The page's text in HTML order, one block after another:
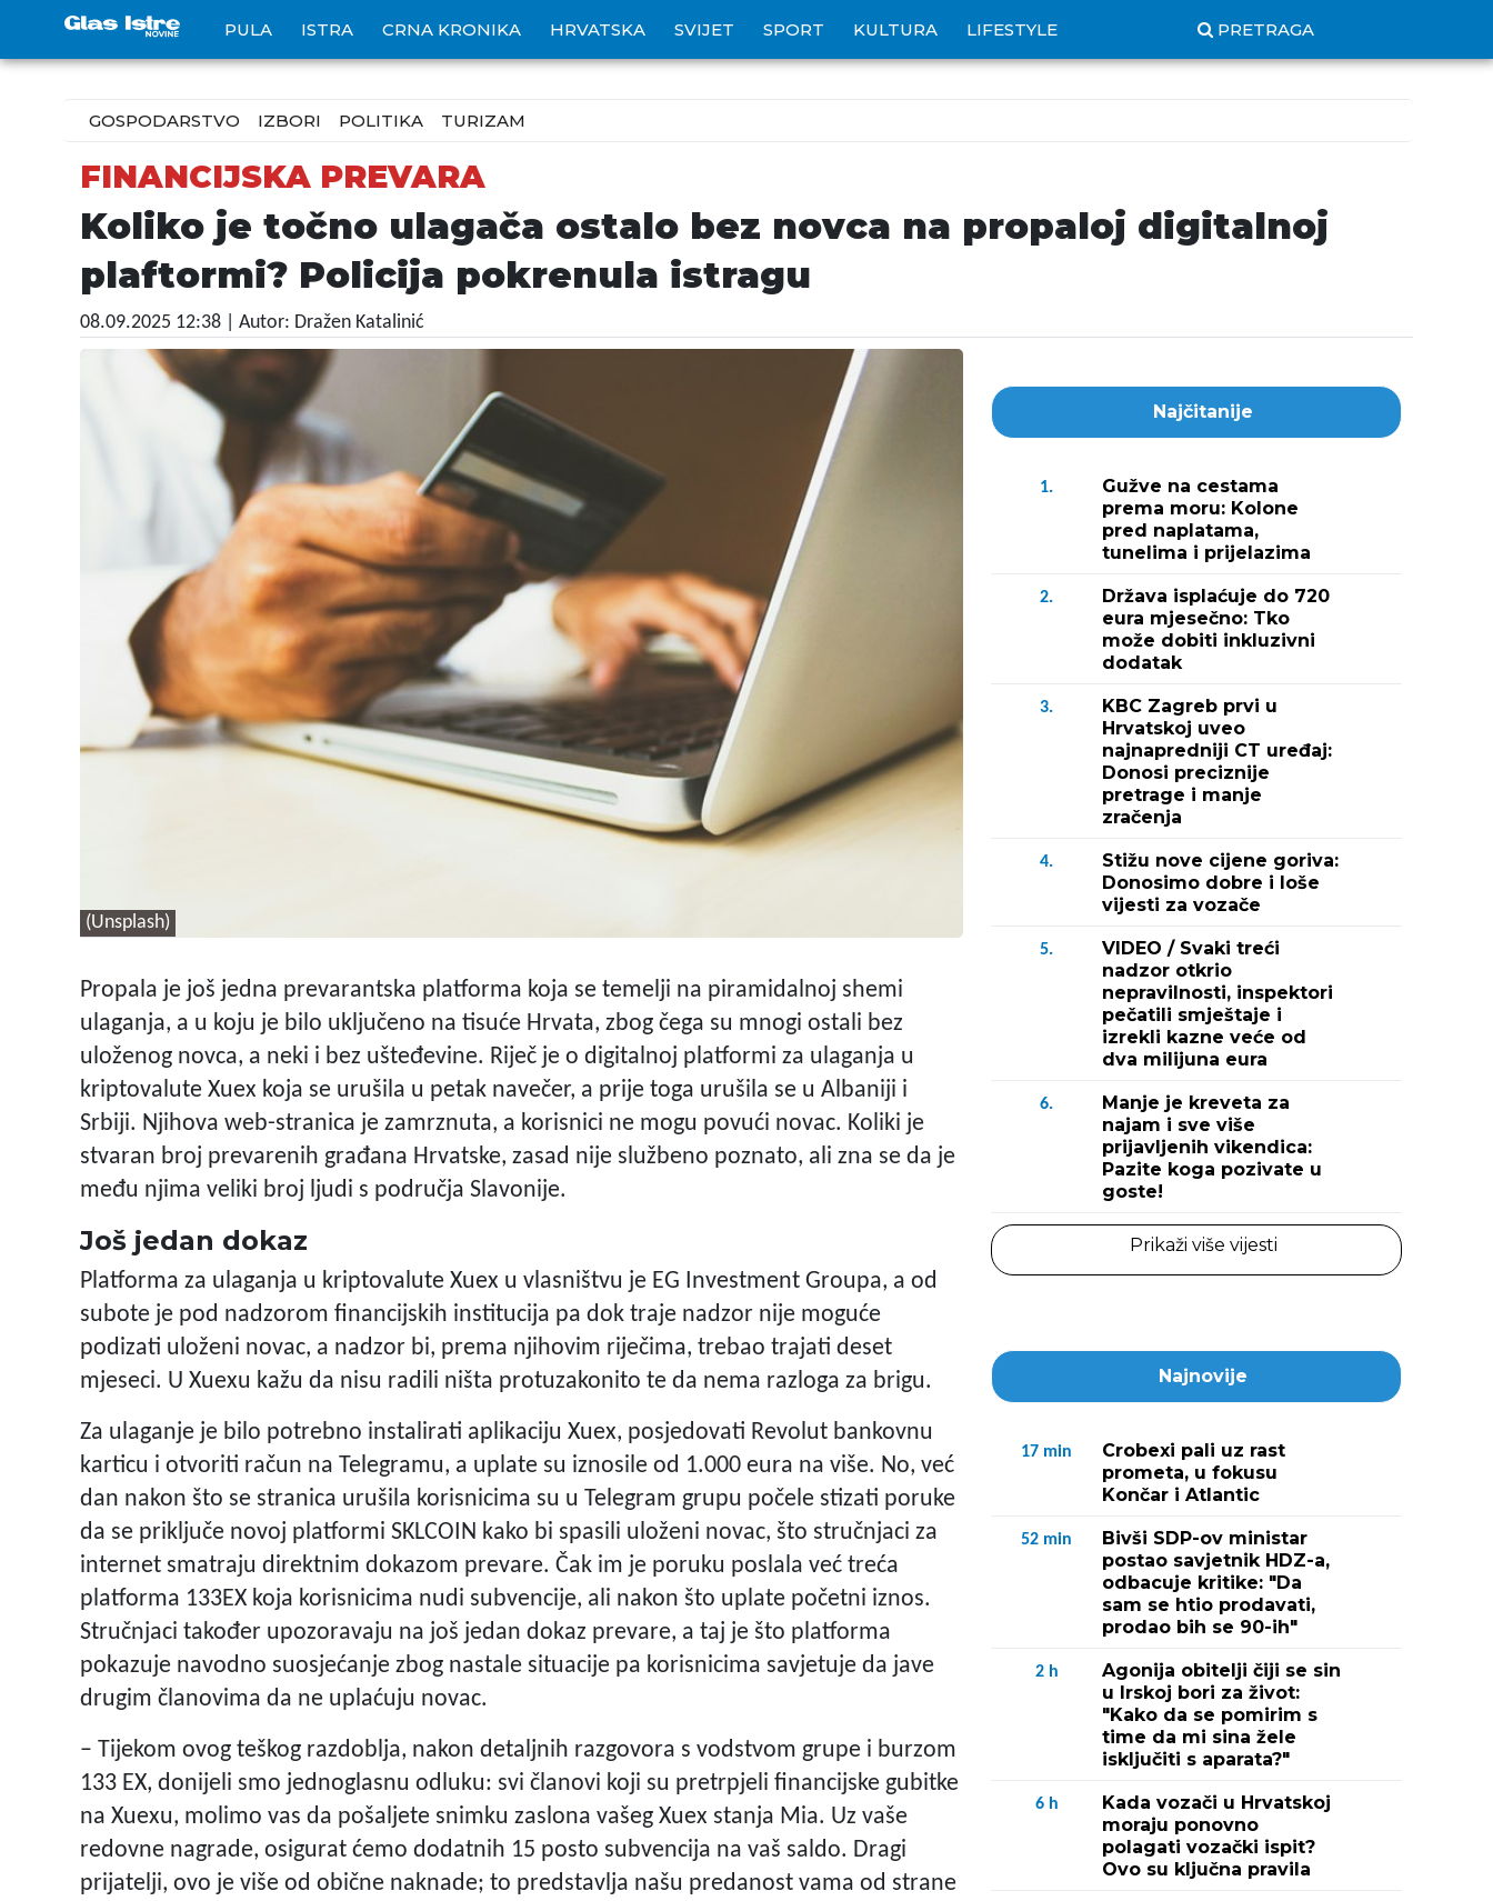
PULA ISTRA CRNA KRONIKA HRVATSKA SVIJET SPORT KULTURA LIFESTYLE PRETRAGA
GOSPODARSTVO IZBORI POLITIKA TURIZAM
FINANCIJSKA PREVARA
Koliko je točno ulagača ostalo bez novca na propaloj digitalnoj
plaftormi? Policija pokrenula istragu
08.09.2025 12:38 | Autor: Dražen Katalinić
(Unsplash)
Propala je još jedna prevarantska platforma koja se temelji na piramidalnoj shemi
ulaganja, a u koju je bilo uključeno na tisuće Hrvata, zbog čega su mnogi ostali bez
uloženog novca, a neki i bez ušteđevine. Riječ je o digitalnoj platformi za ulaganja u
kriptovalute Xuex koja se urušila u petak navečer, a prije toga urušila se u Albaniji i
Srbiji. Njihova web-stranica je zamrznuta, a korisnici ne mogu povući novac. Koliki je
stvaran broj prevarenih građana Hrvatske, zasad nije službeno poznato, ali zna se da je
među njima veliki broj ljudi s područja Slavonije.
Još jedan dokaz
Platforma za ulaganja u kriptovalute Xuex u vlasništvu je EG Investment Groupa, a od
subote je pod nadzorom financijskih institucija pa dok traje nadzor nije moguće
podizati uloženi novac, a nadzor bi, prema njihovim riječima, trebao trajati deset
mjeseci. U Xuexu kažu da nisu radili ništa protuzakonito te da nema razloga za brigu.
Za ulaganje je bilo potrebno instalirati aplikaciju Xuex, posjedovati Revolut bankovnu
karticu i otvoriti račun na Telegramu, a uplate su iznosile od 1.000 eura na više. No, već
dan nakon što se stranica urušila korisnicima su u Telegram grupu počele stizati poruke
da se priključe novoj platformi SKLCOIN kako bi spasili uloženi novac, što stručnjaci za
internet smatraju direktnim dokazom prevare. Čak im je poruku poslala već treća
platforma 133EX koja korisnicima nudi subvencije, ali nakon što uplate početni iznos.
Stručnjaci također upozoravaju na još jedan dokaz prevare, a taj je što platforma
pokazuje navodno suosjećanje zbog nastale situacije pa korisnicima savjetuje da jave
drugim članovima da ne uplaćuju novac.
– Tijekom ovog teškog razdoblja, nakon detaljnih razgovora s vodstvom grupe i burzom
133 EX, donijeli smo jednoglasnu odluku: svi članovi koji su pretrpjeli financijske gubitke
na Xuexu, molimo vas da pošaljete snimku zaslona vašeg Xuex stanja Mia. Uz vaše
redovne nagrade, osigurat ćemo dodatnih 15 posto subvencija na vaš saldo. Dragi
prijatelji, ovo je više od obične naknade; to predstavlja našu predanost vama od strane
Najčitanije
1.
Gužve na cestama
prema moru: Kolone
pred naplatama,
tunelima i prijelazima
2.
Država isplaćuje do 720
eura mjesečno: Tko
može dobiti inkluzivni
dodatak
3.
KBC Zagreb prvi u
Hrvatskoj uveo
najnapredniji CT uređaj:
Donosi preciznije
pretrage i manje
zračenja
4.
Stižu nove cijene goriva:
Donosimo dobre i loše
vijesti za vozače
5.
VIDEO / Svaki treći
nadzor otkrio
nepravilnosti, inspektori
pečatili smještaje i
izrekli kazne veće od
dva milijuna eura
6.
Manje je kreveta za
najam i sve više
prijavljenih vikendica:
Pazite koga pozivate u
goste!
Prikaži više vijesti
Najnovije
17 min
Crobexi pali uz rast
prometa, u fokusu
Končar i Atlantic
52 min
Bivši SDP-ov ministar
postao savjetnik HDZ-a,
odbacuje kritike: "Da
sam se htio prodavati,
prodao bih se 90-ih"
2 h
Agonija obitelji čiji se sin
u Irskoj bori za život:
"Kako da se pomirim s
time da mi sina žele
isključiti s aparata?"
6 h
Kada vozači u Hrvatskoj
moraju ponovno
polagati vozački ispit?
Ovo su ključna pravila